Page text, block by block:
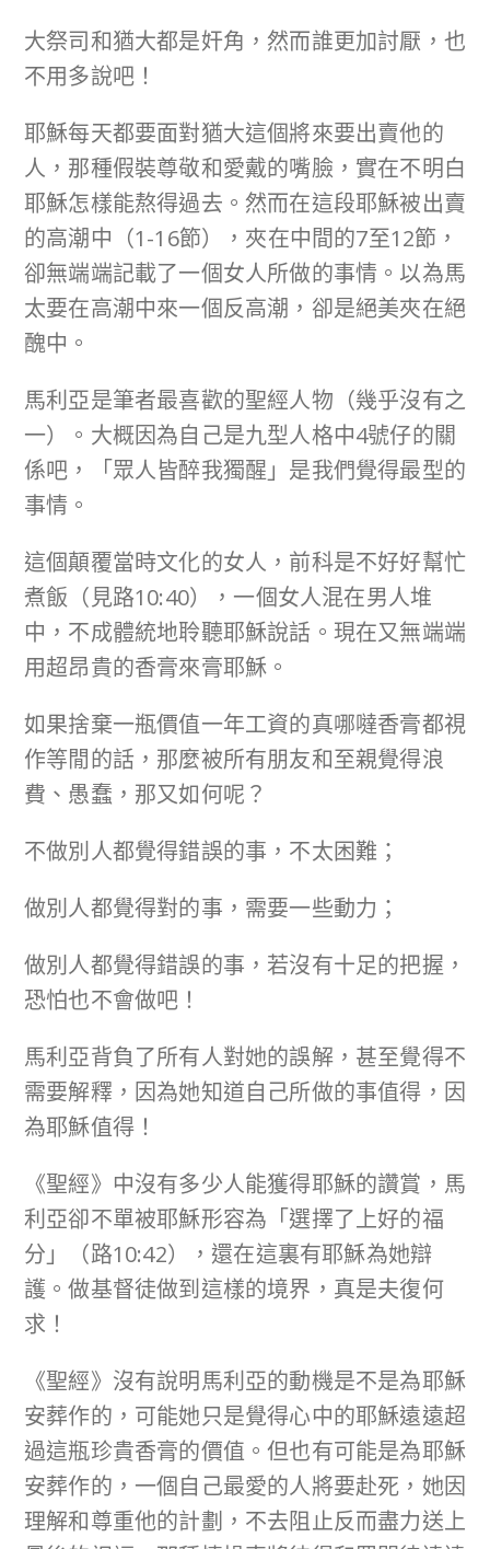
大祭司和猶大都是奸角，然而誰更加討厭，也
不用多說吧！
耶穌每天都要面對猶大這個將來要出賣他的
人，那種假裝尊敬和愛戴的嘴臉，實在不明白
耶穌怎樣能熬得過去。然而在這段耶穌被出賣
的高潮中（1-16節），夾在中間的7至12節，
卻無端端記載了一個女人所做的事情。以為馬
太要在高潮中來一個反高潮，卻是絕美夾在絕
醜中。
馬利亞是筆者最喜歡的聖經人物（幾乎沒有之
一）。大概因為自己是九型人格中4號仔的關
係吧，「眾人皆醉我獨醒」是我們覺得最型的
事情。
這個顛覆當時文化的女人，前科是不好好幫忙
煮飯（見路10:40），一個女人混在男人堆
中，不成體統地聆聽耶穌說話。現在又無端端
用超昂貴的香膏來膏耶穌。
如果捨棄一瓶價值一年工資的真哪噠香膏都視
作等閒的話，那麼被所有朋友和至親覺得浪
費、愚蠢，那又如何呢？
不做別人都覺得錯誤的事，不太困難；
做別人都覺得對的事，需要一些動力；
做別人都覺得錯誤的事，若沒有十足的把握，
恐怕也不會做吧！
馬利亞背負了所有人對她的誤解，甚至覺得不
需要解釋，因為她知道自己所做的事值得，因
為耶穌值得！
《聖經》中沒有多少人能獲得耶穌的讚賞，馬
利亞卻不單被耶穌形容為「選擇了上好的福
分」（路10:42），還在這裏有耶穌為她辯
護。做基督徒做到這樣的境界，真是夫復何
求！
《聖經》沒有說明馬利亞的動機是不是為耶穌
安葬作的，可能她只是覺得心中的耶穌遠遠超
過這瓶珍貴香膏的價值。但也有可能是為耶穌
安葬作的，一個自己最愛的人將要赴死，她因
理解和尊重他的計劃，不去阻止反而盡力送上